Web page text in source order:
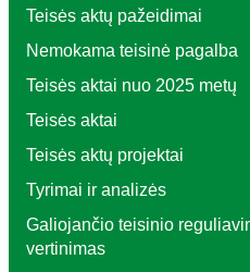
Teisės aktų pažeidimai
Nemokama teisinė pagalba
Teisės aktai nuo 2025 metų
Teisės aktai
Teisės aktų projektai
Tyrimai ir analizės
Galiojančio teisinio
vertinimas